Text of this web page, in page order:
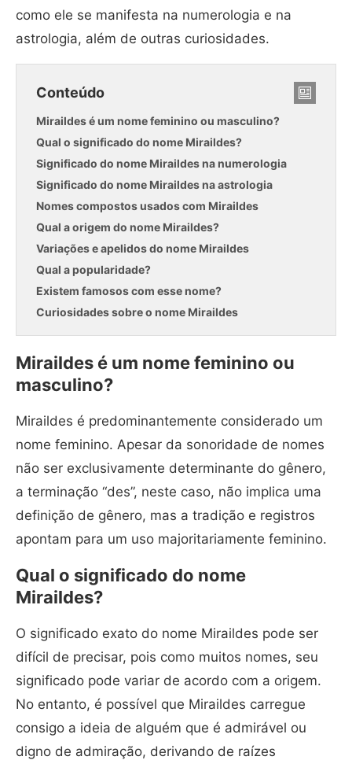
como ele se manifesta na numerologia e na
astrologia, além de outras curiosidades.
Conteúdo
Miraildes é um nome feminino ou masculino?
Qual o significado do nome Miraildes?
Significado do nome Miraildes na numerologia
Significado do nome Miraildes na astrologia
Nomes compostos usados com Miraildes
Qual a origem do nome Miraildes?
Variações e apelidos do nome Miraildes
Qual a popularidade?
Existem famosos com esse nome?
Curiosidades sobre o nome Miraildes
Miraildes é um nome feminino ou
masculino?
Miraildes é predominantemente considerado um
nome feminino. Apesar da sonoridade de nomes
não ser exclusivamente determinante do gênero,
a terminação “des”, neste caso, não implica uma
definição de gênero, mas a tradição e registros
apontam para um uso majoritariamente feminino.
Qual o significado do nome
Miraildes?
O significado exato do nome Miraildes pode ser
difícil de precisar, pois como muitos nomes, seu
significado pode variar de acordo com a origem.
No entanto, é possível que Miraildes carregue
consigo a ideia de alguém que é admirável ou
digno de admiração, derivando de raízes